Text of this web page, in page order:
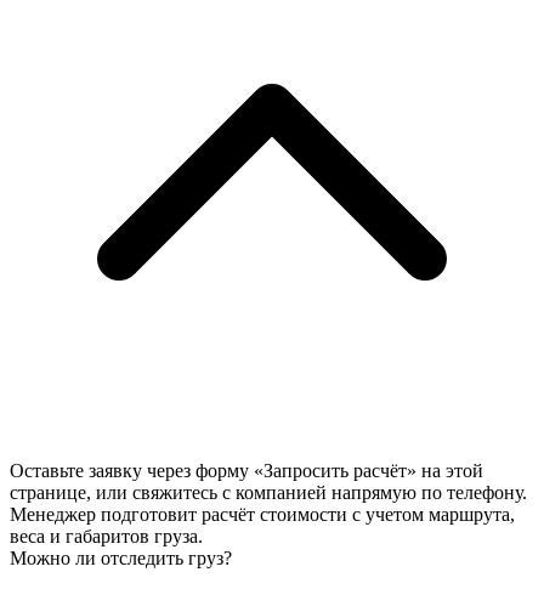
Оставьте заявку через форму «Запросить расчёт» на этой
странице, или свяжитесь с компанией напрямую по телефону.
Менеджер подготовит расчёт стоимости с учетом маршрута,
веса и габаритов груза.
Можно ли отследить груз?